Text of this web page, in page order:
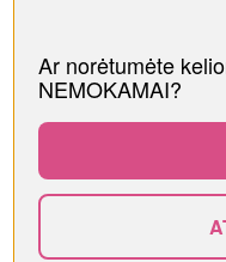
taisyklės
Visos teisės
Ar norėtumėte
NEMOKAMAI?